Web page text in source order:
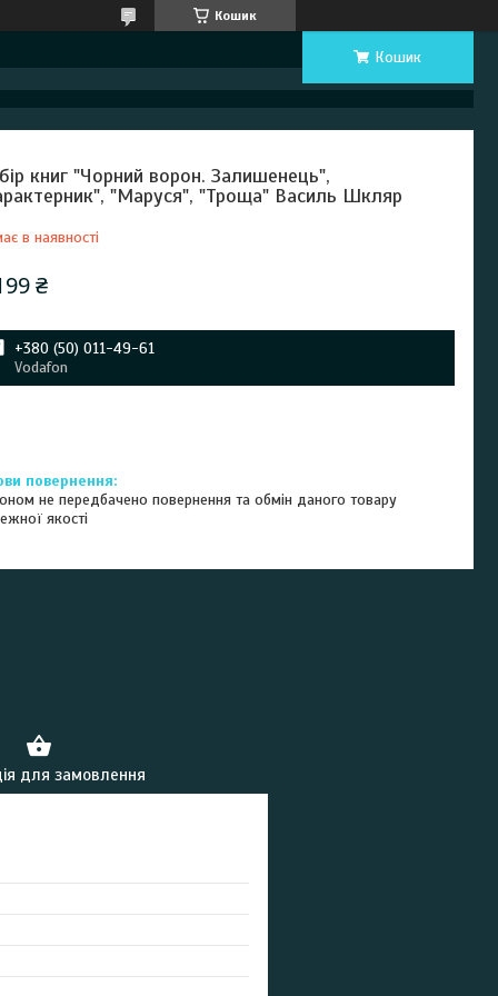
Кошик
Кошик
книг "Чорний ворон. Залишенець",
"Маруся", "Троща" Василь Шкляр
в наявності
₴
+380 (50) 011-49-61
Vodafon
не передбачено повернення та обмін даного товару
якості
для замовлення